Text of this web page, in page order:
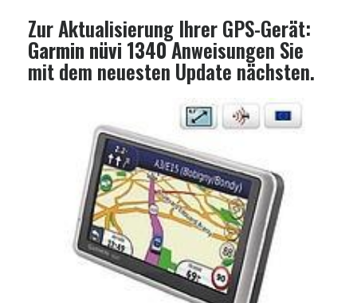
Zur Aktualisierung Ihrer GPS-Gerät:
Garmin nüvi 1340Anweisungen Sie
mit dem neuesten Update nächsten.